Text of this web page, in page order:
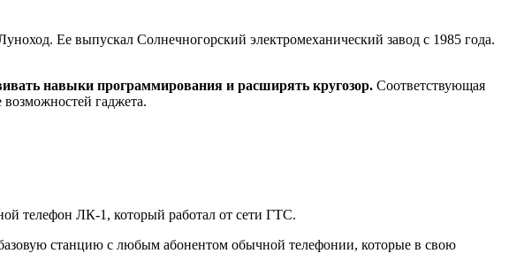
Ее выпускал Солнечногорский электромеханический завод с 1985 года.
навыки программирования и расширять кругозор. Соответствующая
гаджета.
телефон ЛК-1, который работал от сети ГТС.
базовую станцию с любым абонентом обычной телефонии, которые в свою